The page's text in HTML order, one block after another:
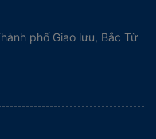
phố Giao lưu, Bắc Từ